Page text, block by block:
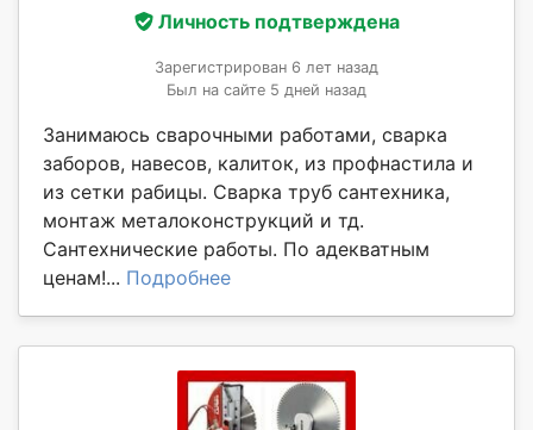
Личность подтверждена
Зарегистрирован 6 лет назад
Был на сайте 5 дней назад
Занимаюсь сварочными работами, сварка
заборов, навесов, калиток, из профнастила и
из сетки рабицы. Сварка труб сантехника,
монтаж металоконструкций и тд.
Сантехнические работы. По адекватным
ценам!... Подробнее